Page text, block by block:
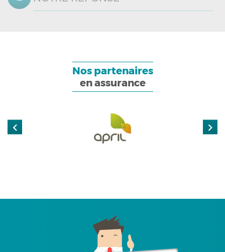
Nos partenaires
en assurance